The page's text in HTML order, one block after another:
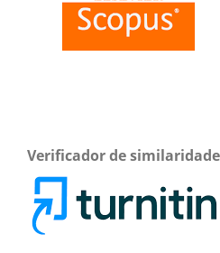
Verificador de similaridade